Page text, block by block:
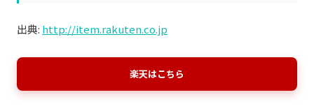
出典: http://item.rakuten.co.jp
楽天はこちら